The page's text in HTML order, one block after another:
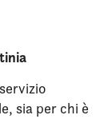
sia per chi è